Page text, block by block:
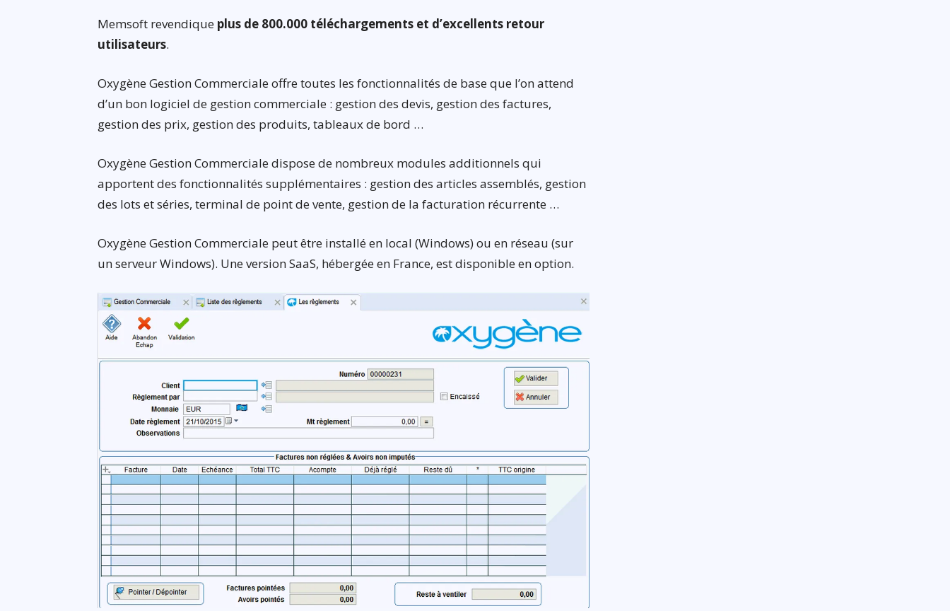
Memsoft revendique plus de 800.000 téléchargements et d’excellents retour
utilisateurs.
Oxygène Gestion Commerciale offre toutes les fonctionnalités de base que l’on attend
d’un bon logiciel de gestion commerciale : gestion des devis, gestion des factures,
gestion des prix, gestion des produits, tableaux de bord …
Oxygène Gestion Commerciale dispose de nombreux modules additionnels qui
apportent des fonctionnalités supplémentaires : gestion des articles assemblés, gestion
des lots et séries, terminal de point de vente, gestion de la facturation récurrente …
Oxygène Gestion Commerciale peut être installé en local (Windows) ou en réseau (sur
un serveur Windows). Une version SaaS, hébergée en France, est disponible en option.